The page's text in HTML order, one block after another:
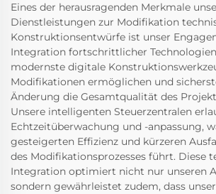
Eines der herausragenden Merkmale
Dienstleistungen zur Modifikation
Konstruktionsentwürfe ist unser
Integration fortschrittlicher
modernste digitale
Modifikationen ermöglichen und
Änderung die Gesamtqualität des
Unsere intelligenten Steuerzentralen
Echtzeitüberwachung und -anpassung,
gesteigerten Effizienz und kürzeren
des Modifikationsprozesses führt. Diese
Integration optimiert nicht nur unseren
sondern gewährleistet zudem, dass